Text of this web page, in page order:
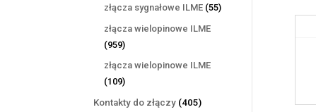
złącza sygnałowe ILME 5555
złącza wielopinowe ILME
959959
produktów
złącza wielopinowe ILME
109109
produktów
Kontakty do złączy 405405